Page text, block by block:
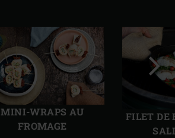
MINI-WRAPS AU
FROMAGE
FILET DE